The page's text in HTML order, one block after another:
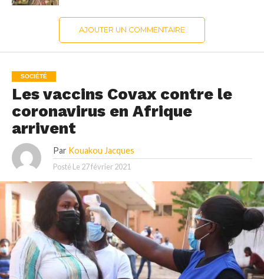
AJOUTER UN COMMENTAIRE
SOCIÉTÉ
Les vaccins Covax contre le
coronavirus en Afrique
arrivent
Par Kouakou Jacques
Posté Le 27 février 2021